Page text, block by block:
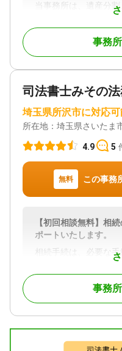
当事務所は、遺産分
棄をはじめ、相続に
ます 。
遺産分割協議や調停
してお手伝いさせてい
ください。
埼玉県、東京都、神
県、栃木県 その他の
見 / 相続手続き / 銀
/ 相続トラブル（弁護
事務
司法書士みその
埼玉県所沢市に対応可
所在地： 埼玉県さいたま
4.9 5
無料 この事務
【初回相談無料】相
ポートいたします。
相続手続は、必要な
り、必要書類も多岐
ます。
相続の不安や疑問を
では丁寧かつ迅速な
事務